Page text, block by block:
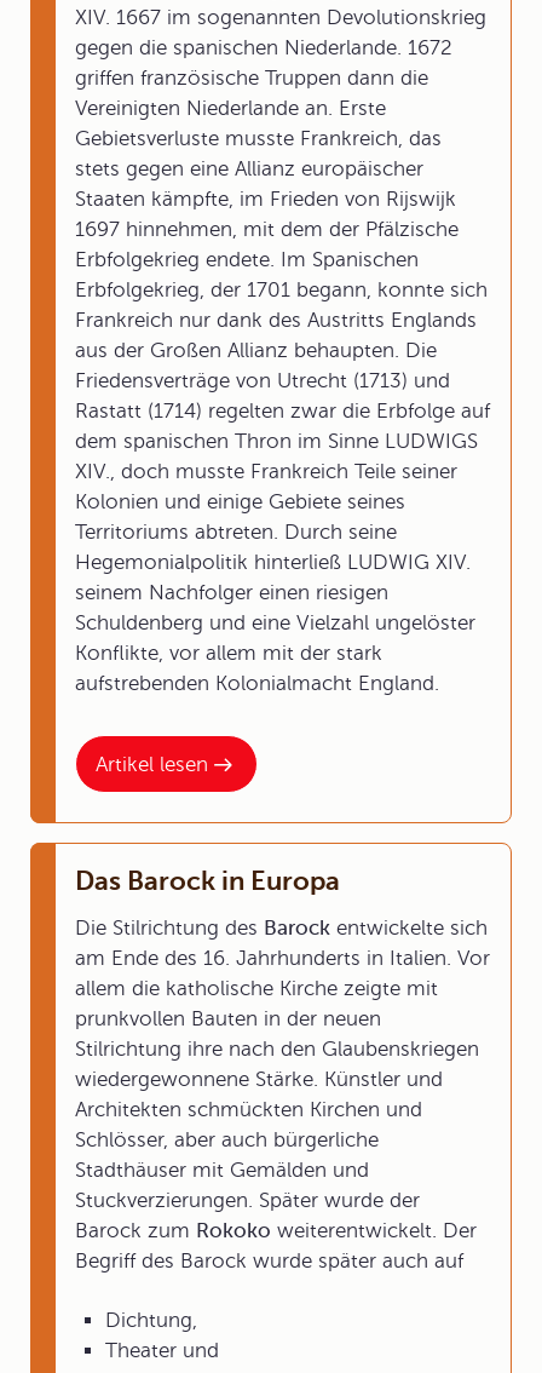
Artikel lesen
XIV. 1667 im sogenannten Devolutionskrieg
gegen die spanischen Niederlande. 1672
griffen französische Truppen dann die
Vereinigten Niederlande an. Erste
Gebietsverluste musste Frankreich, das
stets gegen eine Allianz europäischer
Staaten kämpfte, im Frieden von Rijswijk
1697 hinnehmen, mit dem der Pfälzische
Erbfolgekrieg endete. Im Spanischen
Erbfolgekrieg, der 1701 begann, konnte sich
Frankreich nur dank des Austritts Englands
aus der Großen Allianz behaupten. Die
Friedensverträge von Utrecht (1713) und
Rastatt (1714) regelten zwar die Erbfolge auf
dem spanischen Thron im Sinne LUDWIGS
XIV., doch musste Frankreich Teile seiner
Kolonien und einige Gebiete seines
Territoriums abtreten. Durch seine
Hegemonialpolitik hinterließ LUDWIG XIV.
seinem Nachfolger einen riesigen
Schuldenberg und eine Vielzahl ungelöster
Konflikte, vor allem mit der stark
aufstrebenden Kolonialmacht England.
Das Barock in Europa
Die Stilrichtung des Barock entwickelte sich
am Ende des 16. Jahrhunderts in Italien. Vor
allem die katholische Kirche zeigte mit
prunkvollen Bauten in der neuen
Stilrichtung ihre nach den Glaubenskriegen
wiedergewonnene Stärke. Künstler und
Architekten schmückten Kirchen und
Schlösser, aber auch bürgerliche
Stadthäuser mit Gemälden und
Stuckverzierungen. Später wurde der
Barock zum Rokoko weiterentwickelt. Der
Begriff des Barock wurde später auch auf
Dichtung,
Theater und